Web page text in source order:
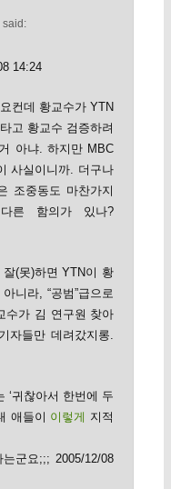
said:
14:24
컨데 황교수가 YTN
고 황교수 검증하려
아냐. 하지만 MBC
사실이니까. 더구나
조중동도 마찬가지
른 함의가 있나?
(못)하면 YTN이 황
니라, “공범”급으로
수가 김 연구원 찾아
자들만 데려갔지롱.
‘귀찮아서 한번에 두
애들이 이렇게 지적
군요;;; 2005/12/08